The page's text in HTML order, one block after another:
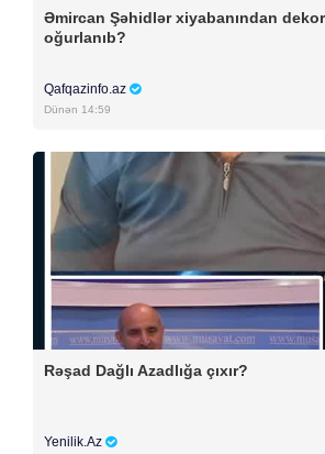
Əmircan Şəhidlər xiyabanından
oğurlanıb?
Qafqazinfo.az
Dünən 14:59
Rəşad Dağlı Azadlığa çıxır?
Yenilik.Az